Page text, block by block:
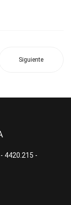
Siguiente
4420.215 -